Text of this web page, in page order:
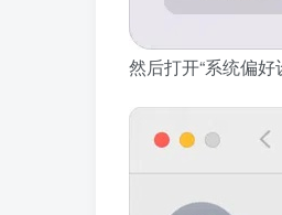
然后打开“系统偏好